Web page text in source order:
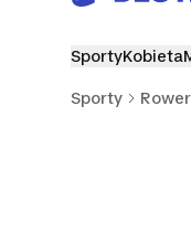
SportyKobieta
Sporty